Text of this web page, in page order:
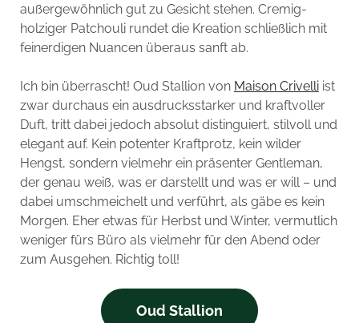
außergewöhnlich gut zu Gesicht stehen. Cremig-
holziger Patchouli rundet die Kreation schließlich mit
feinerdigen Nuancen überaus sanft ab.
Ich bin überrascht! Oud Stallion von Maison Crivelliist
zwar durchaus ein ausdrucksstarker und kraftvoller
Duft, tritt dabei jedoch absolut distinguiert, stilvoll und
elegant auf. Kein potenter Kraftprotz, kein wilder
Hengst, sondern vielmehr ein präsenter Gentleman,
der genau weiß, was er darstellt und was er will – und
dabei umschmeichelt und verführt, als gäbe es kein
Morgen. Eher etwas für Herbst und Winter, vermutlich
weniger fürs Büro als vielmehr für den Abend oder
zum Ausgehen. Richtig toll!
Oud Stallion